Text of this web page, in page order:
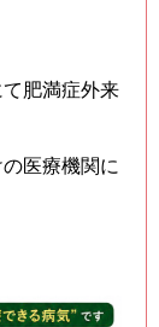
肥満症外来
医療機関に